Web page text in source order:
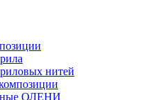
нитей
ОЛЕНИ